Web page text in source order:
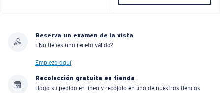
Reserva un examen de la vista
¿No tienes una receta válida?
Empieza aquí
Recolección gratuita en tienda
Haga su pedido en línea y recójalo en una de nuestras tiendas